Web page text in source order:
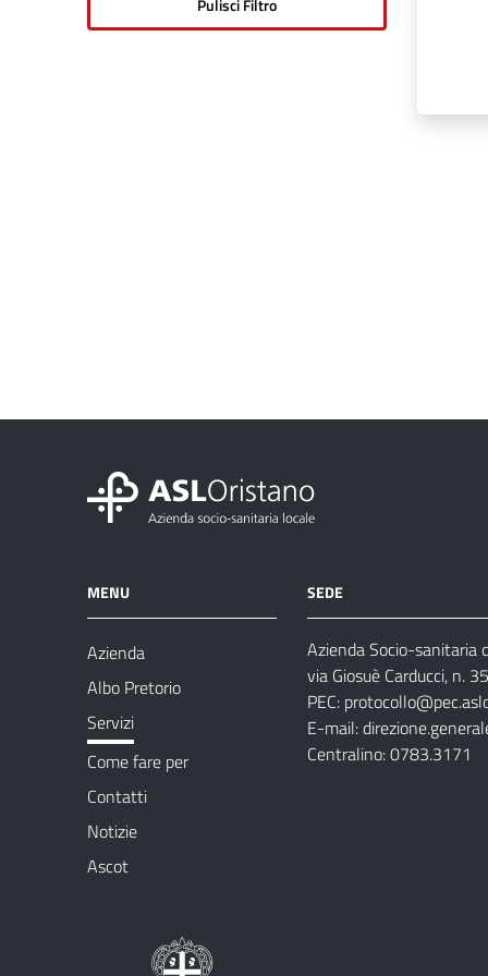
MENU
Azienda
Albo Pretorio
Servizi
Come fare per
Contatti
Notizie
Ascot
SEDE
Azienda Socio-sanitaria
via Giosuè Carducci, n.
PEC:
E-mail:
Centralino: 0783.3171